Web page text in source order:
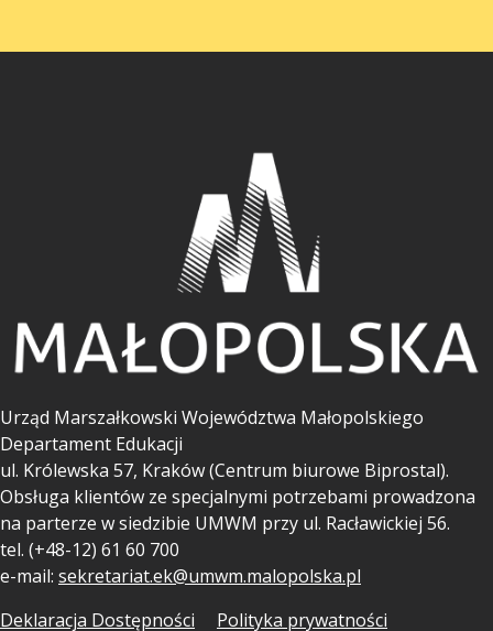
Urząd Marszałkowski Województwa Małopolskiego
Departament Edukacji
ul. Królewska 57, Kraków (Centrum biurowe Biprostal).
Obsługa klientów ze specjalnymi potrzebami prowadzona
na parterze w siedzibie UMWM przy ul. Racławickiej 56.
tel. (+48-12) 61 60 700
e-mail: sekretariat.ek@umwm.malopolska.pl
Deklaracja Dostępności
Polityka prywatności